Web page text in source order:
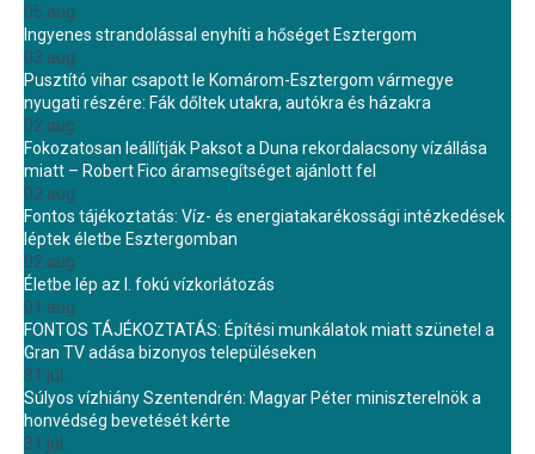
05 aug.
Ingyenes strandolással enyhíti a hőséget Esztergom
03 aug.
Pusztító vihar csapott le Komárom-Esztergom vármegye
nyugati részére: Fák dőltek utakra, autókra és házakra
02 aug.
Fokozatosan leállítják Paksot a Duna rekordalacsony vízállása
miatt – Robert Fico áramsegítséget ajánlott fel
02 aug.
Fontos tájékoztatás: Víz- és energiatakarékossági intézkedések
léptek életbe Esztergomban
02 aug.
Életbe lép az I. fokú vízkorlátozás
01 aug.
FONTOS TÁJÉKOZTATÁS: Építési munkálatok miatt szünetel a
Gran TV adása bizonyos településeken
31 júl.
Súlyos vízhiány Szentendrén: Magyar Péter miniszterelnök a
honvédség bevetését kérte
31 júl.